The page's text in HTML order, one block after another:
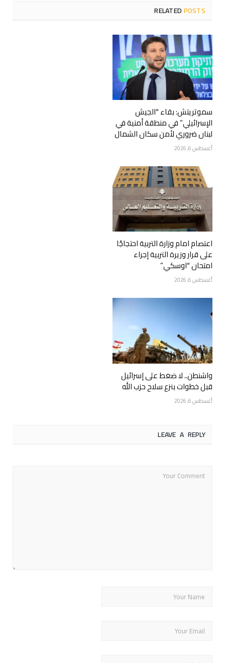
RELATEDPOSTS
سموتريتش: بقاء “الجيش
الإسرائيلي” في منطقة أمنية في
لبنان ضروري لأمن سكان الشمال
أغسطس 6, 2026
اعتصام امام وزارة التربية احتجاجًا
على قرار وزيرة التربية إجراء
امتحان “اوسكي”
أغسطس 6, 2026
واشنطن.. لا ضغط على إسرائيل
قبل خطوات بنزع سلاح حزب الله
أغسطس 6, 2026
LEAVE A REPLY